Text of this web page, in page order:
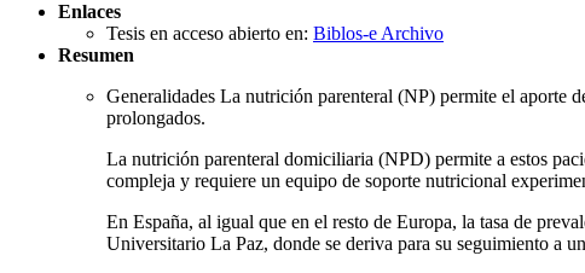
Enlaces
Tesis en acceso abierto en: Biblos-e Archivo
Resumen
Generalidades La nutrición parenteral (NP) permite el aporte
prolongados.
La nutrición parenteral domiciliaria (NPD) permite a estos
compleja y requiere un equipo de soporte nutricional
En España, al igual que en el resto de Europa, la tasa de
Universitario La Paz, donde se deriva para su seguimiento a